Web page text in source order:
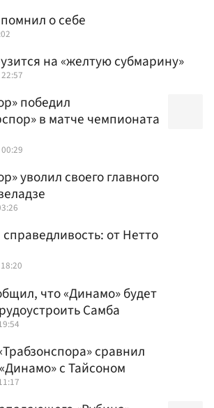
о себе
на «желтую субмарину»
победил
в матче чемпионата
уволил своего главного
от Нетто
что «Динамо» будет
Самба
сравнил
с Тайсоном